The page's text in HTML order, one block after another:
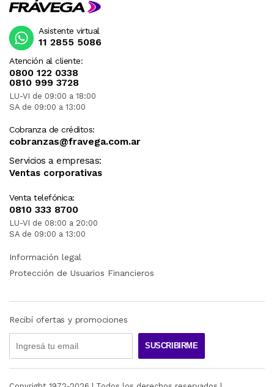
Atención al cliente:
0800 122 0338
0810 999 3728
LU-VI de 09:00 a 18:00
SA de 09:00 a 13:00
Cobranza de créditos:
cobranzas@fravega.com.ar
Servicios a empresas:
Ventas corporativas
Venta telefónica:
0810 333 8700
LU-VI de 08:00 a 20:00
SA de 09:00 a 13:00
Asistente virtual
11 2855 5086
Información legal
Protección de Usuarios Financieros
Recibí ofertas y promociones
SUSCRIBIRME